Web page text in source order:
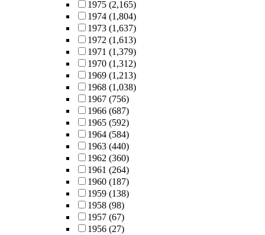
1975 (2,165)
1974 (1,804)
1973 (1,637)
1972 (1,613)
1971 (1,379)
1970 (1,312)
1969 (1,213)
1968 (1,038)
1967 (756)
1966 (687)
1965 (592)
1964 (584)
1963 (440)
1962 (360)
1961 (264)
1960 (187)
1959 (138)
1958 (98)
1957 (67)
1956 (27)